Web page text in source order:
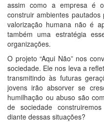
assim como a empresa é
construir ambientes
valorização humana não é
também uma estratégia
organizações.
O projeto “Aqui Não” nos
sociedade. Ele nos leva a
transmitindo às futuras
jovens irão absorver se
humilhação ou abuso são
de sociedade
diante dessas situações?